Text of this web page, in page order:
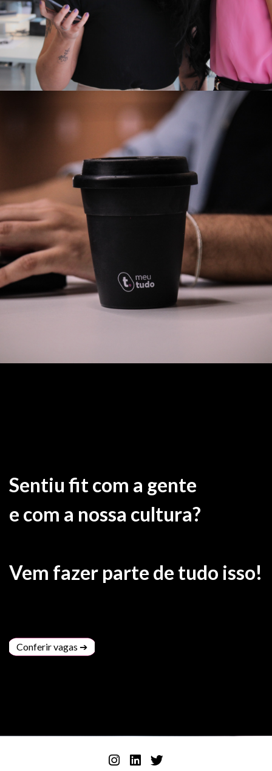
Sentiu fit com a gente
e com a nossa cultura?
Vem fazer parte de tudo isso!
Conferir vagas ➔